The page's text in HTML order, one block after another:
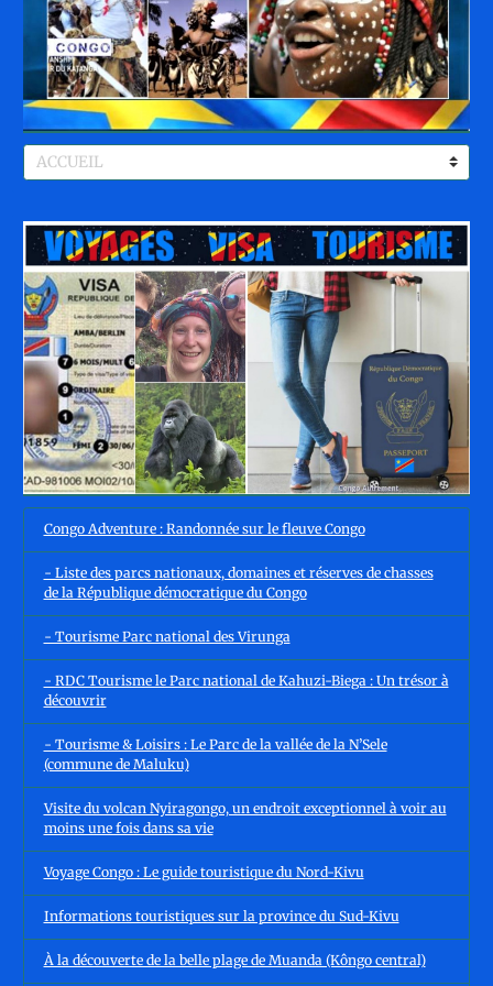
Congo Adventure : Randonnée sur le fleuve Congo
- Liste des parcs nationaux, domaines et réserves de chasses
de la République démocratique du Congo
- Tourisme Parc national des Virunga
- RDC Tourisme le Parc national de Kahuzi-Biega : Un trésor à
découvrir
- Tourisme & Loisirs : Le Parc de la vallée de la N’Sele
(commune de Maluku)
Visite du volcan Nyiragongo, un endroit exceptionnel à voir au
moins une fois dans sa vie
Voyage Congo : Le guide touristique du Nord-Kivu
Informations touristiques sur la province du Sud-Kivu
À la découverte de la belle plage de Muanda (Kôngo central)